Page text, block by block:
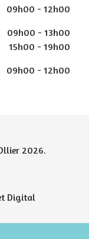
09h00 - 12h00
09h00 - 13h00
15h00 - 19h00
09h00 - 12h00
2026.
Digital